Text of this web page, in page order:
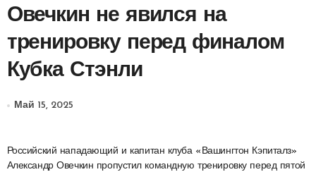
Овечкин не явился на
тренировку перед финалом
Кубка Стэнли
Май 15, 2025
Российский нападающий и капитан клуба «Вашингтон Кэпиталз»
Александр Овечкин пропустил командную тренировку перед пятой